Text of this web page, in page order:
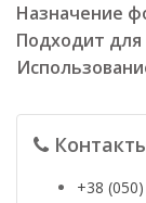
Назначение
Подходит
+38